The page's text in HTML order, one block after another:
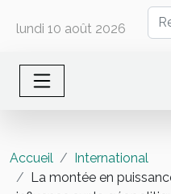
lundi 10 août 2026
Accueil
International
La montée en